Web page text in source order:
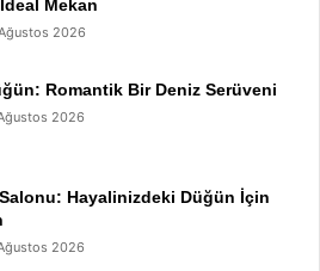
Mekan
2026
Romantik Bir Deniz Serüveni
2026
Hayalinizdeki Düğün İçin
2026